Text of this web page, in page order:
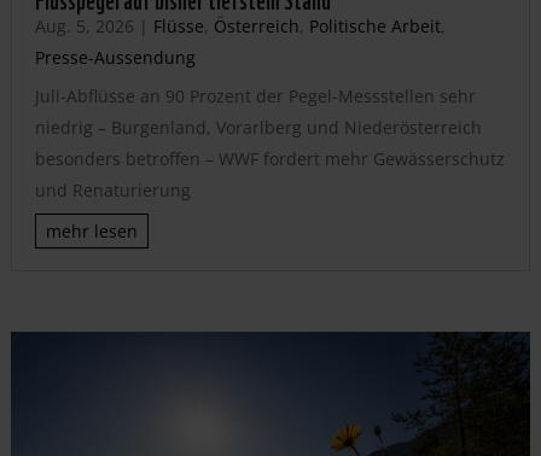
Aug. 5, 2026 | Flüsse, Österreich, Politische Arbeit,
Presse-Aussendung
Juli-Abflüsse an 90 Prozent der Pegel-Messstellen sehr
niedrig – Burgenland, Vorarlberg und Niederösterreich
besonders betroffen – WWF fordert mehr Gewässerschutz
und Renaturierung
mehr lesen